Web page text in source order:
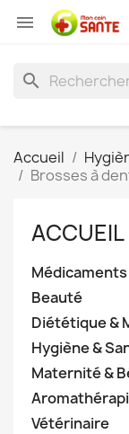

search
Accueil
Brosses à
ACCUEIL
Médicaments
Beauté
Diététique &
Hygiène &
Maternité &
Vétérinaire